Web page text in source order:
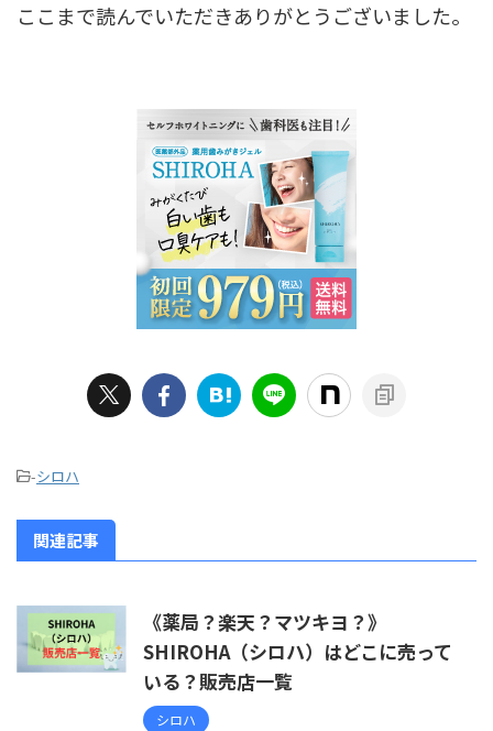
ここまで読んでいただきありがとうございました。
-シロハ
関連記事
《薬局？楽天？マツキヨ？》
SHIROHA（シロハ）はどこに売って
いる？販売店一覧
シロハ